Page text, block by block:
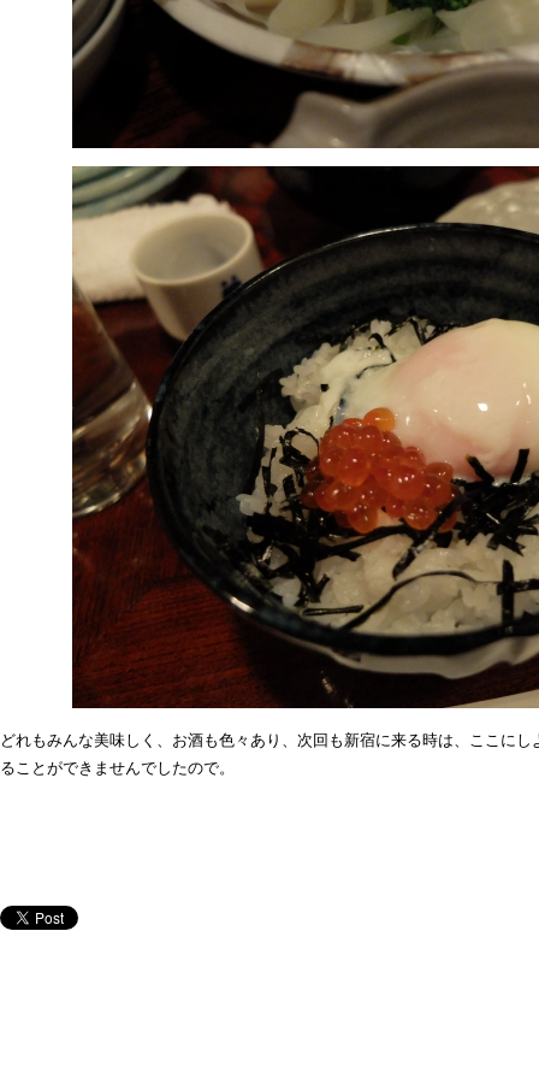
どれもみんな美味しく、お酒も色々あり、次回も新宿に来る時は、ここに
ることができませんでしたので。